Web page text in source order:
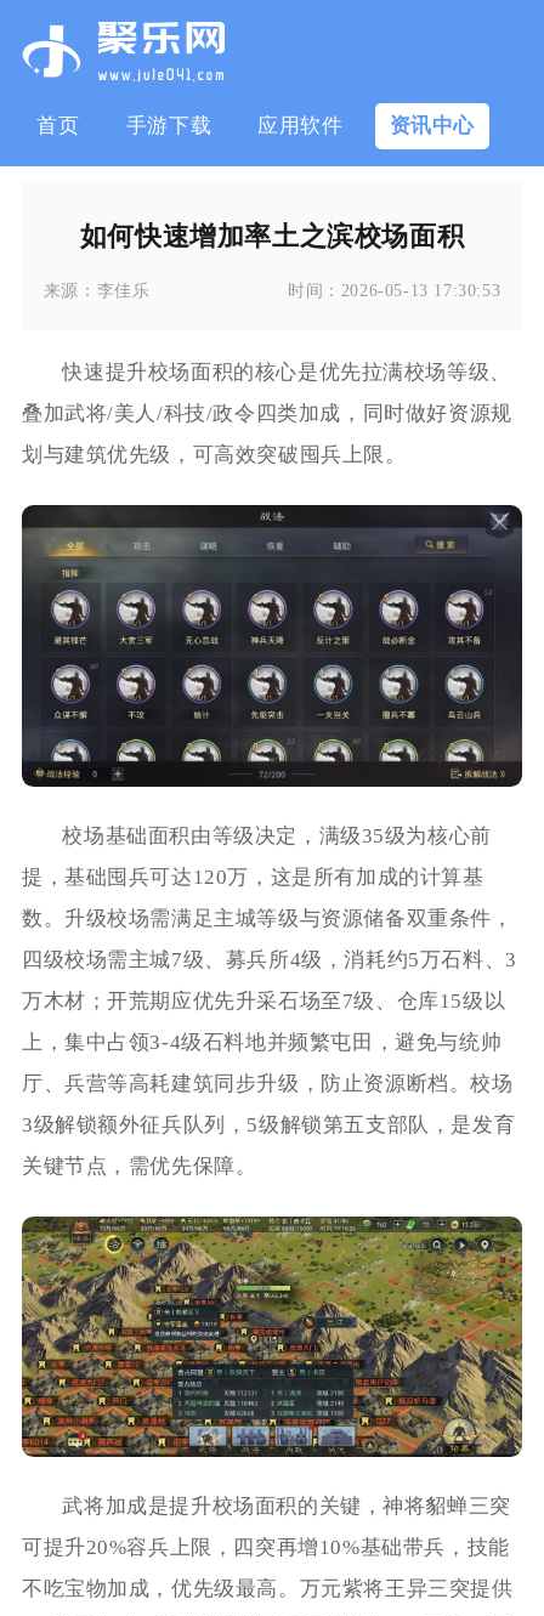
首页 手游下载 应用软件 资讯中心
如何快速增加率土之滨校场面积
来源： 李佳乐 时间： 2026-05-13 17:30:53
快速提升校场面积的核心是优先拉满校场等级、
叠加武将/美人/科技/政令四类加成，同时做好资源规
划与建筑优先级，可高效突破囤兵上限。
校场基础面积由等级决定，满级35级为核心前
提，基础囤兵可达120万，这是所有加成的计算基
数。升级校场需满足主城等级与资源储备双重条件，
四级校场需主城7级、募兵所4级，消耗约5万石料、3
万木材；开荒期应优先升采石场至7级、仓库15级以
上，集中占领3-4级石料地并频繁屯田，避免与统帅
厅、兵营等高耗建筑同步升级，防止资源断档。校场
3级解锁额外征兵队列，5级解锁第五支部队，是发育
关键节点，需优先保障。
武将加成是提升校场面积的关键，神将貂蝉三突
可提升20%容兵上限，四突再增10%基础带兵，技能
不吃宝物加成，优先级最高。万元紫将王异三突提供